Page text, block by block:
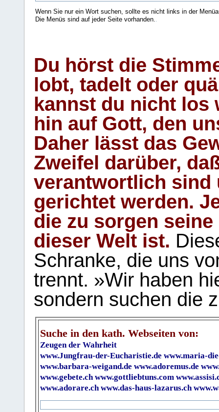
Wenn Sie nur ein Wort suchen, sollte es nicht links in der
Die Menüs sind auf jeder Seite vorhanden..
Du hörst die
lobt, tadelt oder
kannst du nicht los
hin auf Gott, den
Daher lässt das
Zweifel darüber,
verantwortlich sind
gerichtet werden.
die zu sorgen
dieser Welt ist.
Schranke, die uns
trennt. »Wir haben
sondern suchen die
Suche in den kath. Webseiten von:
Zeugen der Wahrheit
www.Jungfrau-der-Eucharistie.de www.maria-
www.barbara-weigand.de www.adoremus.de
www.gebete.ch www.gottliebtuns.com
www.adorare.ch www.das-haus-lazarus.ch